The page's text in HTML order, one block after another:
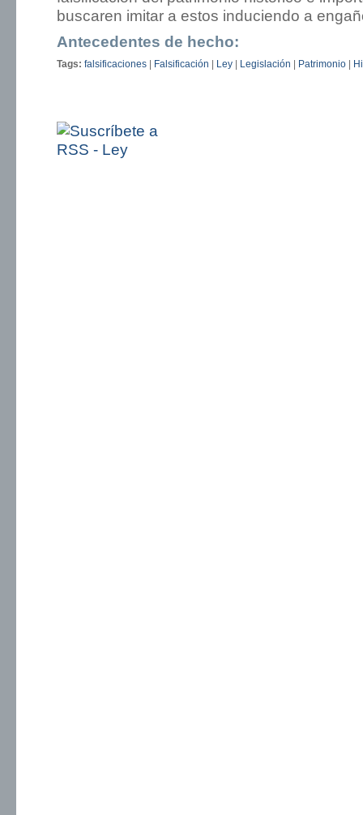
buscaren imitar a estos induciendo a
Antecedentes de hecho:
Tags: falsificaciones Falsificación Ley Legislación Patrimonio